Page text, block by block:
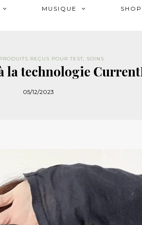
MUSIQUE
PRODUITS REÇUS POUR TEST, SOINS
la technologie
05/12/2023